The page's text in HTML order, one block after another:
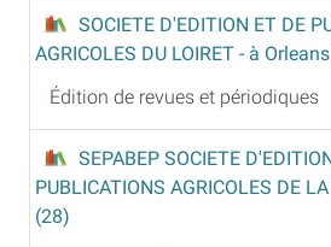
SOCIETE D'EDITION ET DE
AGRICOLES DU LOIRET - à
Édition de revues et périodiques
SEPABEP SOCIETE
PUBLICATIONS AGRICOLES DE
(28)